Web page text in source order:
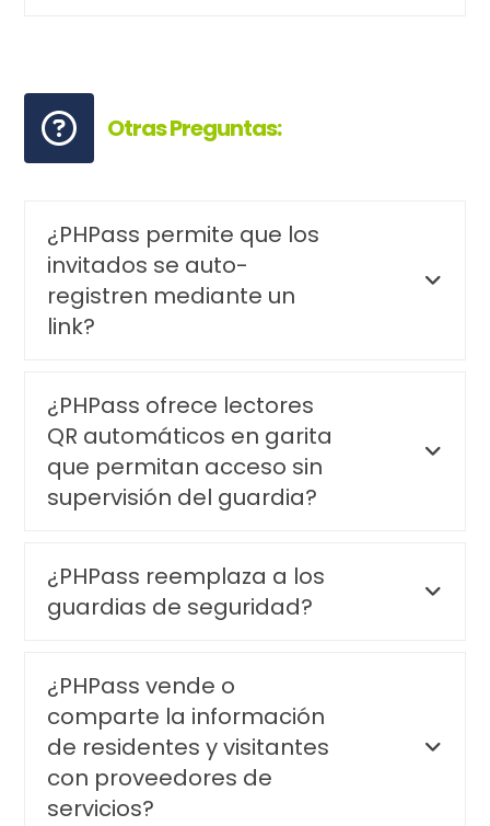
Otras Preguntas:
¿PHPass permite que los
invitados se auto-
registren mediante un
link?
¿PHPass ofrece lectores
QR automáticos en garita
que permitan acceso sin
supervisión del guardia?
¿PHPass reemplaza a los
guardias de seguridad?
¿PHPass vende o
comparte la información
de residentes y visitantes
con proveedores de
servicios?